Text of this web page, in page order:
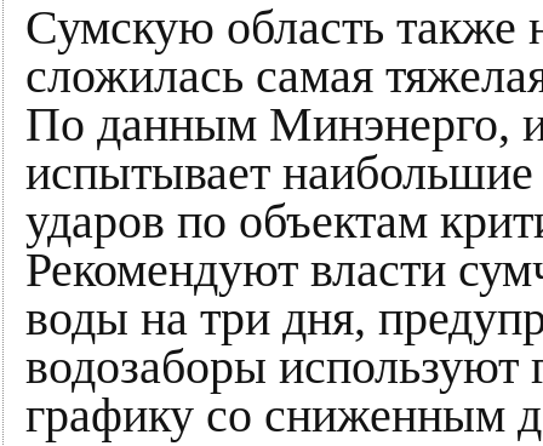
Сумскую область также
сложилась самая
По данным Минэнерго,
испытывает
ударов по объектам
Рекомендуют власти
воды на три дня,
водозаборы используют
графику со сниженным